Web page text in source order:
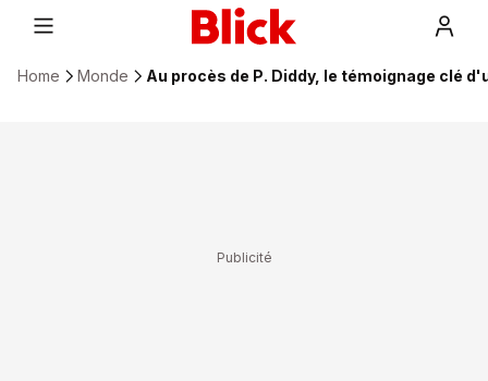
Home Monde Au procès de P. Diddy, le témoignage clé